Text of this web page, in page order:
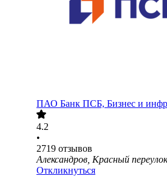
ПАО Банк ПСБ, Бизнес и
4.2
•
2719 отзывов
Александров, Красный
Откликнуться